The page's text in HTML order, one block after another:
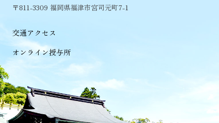
〒811-3309 福岡県福津市宮司元町7-1
交通アクセス
オンライン授与所